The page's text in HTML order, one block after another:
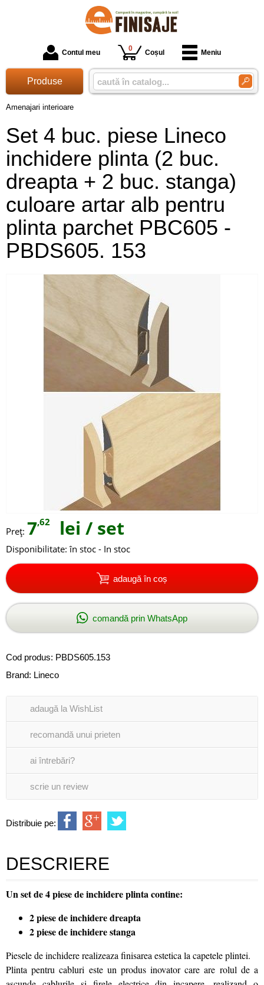
Contul meu 0 Coșul Meniu
Produse
Amenajari interioare
Set 4 buc. piese Lineco
inchidere plinta (2 buc.
dreapta + 2 buc. stanga)
culoare artar alb pentru
plinta parchet PBC605 -
PBDS605. 153
Preţ: 7,62 lei / set
Disponibilitate: în stoc - In stoc
adaugă în coș
comandă prin WhatsApp
Cod produs: PBDS605.153
Brand: Lineco
adaugă la WishList
recomandă unui prieten
ai întrebări?
scrie un review
Distribuie pe:
DESCRIERE
Un set de 4 piese de inchidere plinta contine:
2 piese de inchidere dreapta
2 piese de inchidere stanga
Piesele de inchidere realizeaza finisarea estetica la capetele plintei.
Plinta pentru cabluri este un produs inovator care are rolul de a